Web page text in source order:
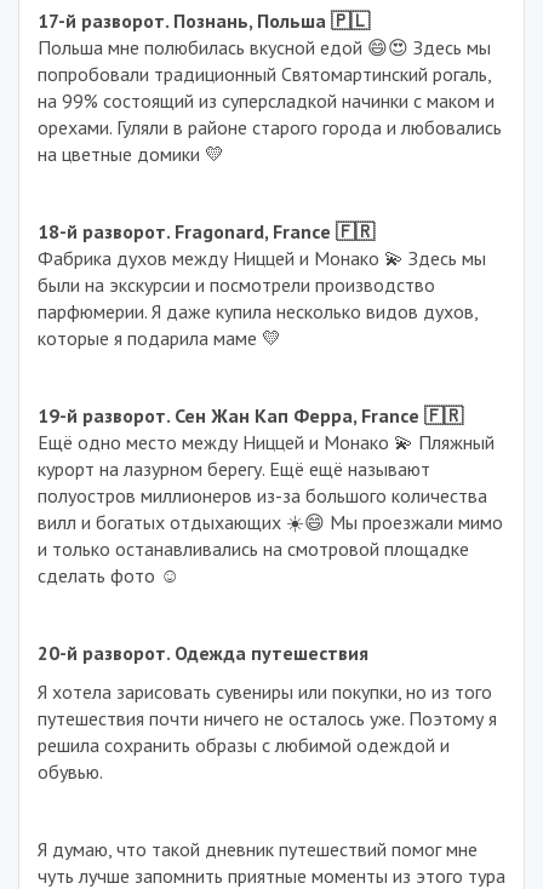
17-й разворот. Познань, Польша 🇵🇱
Польша мне полюбилась вкусной едой 😄😍 Здесь мы
попробовали традиционный Святомартинский рогаль,
на 99% состоящий из суперсладкой начинки с маком и
орехами. Гуляли в районе старого города и любовались
на цветные домики 💛
18-й разворот. Fragonard, France 🇫🇷
Фабрика духов между Ниццей и Монако 💫 Здесь мы
были на экскурсии и посмотрели производство
парфюмерии. Я даже купила несколько видов духов,
которые я подарила маме 💛
19-й разворот. Сен Жан Кап Ферра, France 🇫🇷
Ещё одно место между Ниццей и Монако 💫 Пляжный
курорт на лазурном берегу. Ещё ещё называют
полуостров миллионеров из-за большого количества
вилл и богатых отдыхающих ☀️😄 Мы проезжали мимо
и только останавливались на смотровой площадке
сделать фото ☺️
20-й разворот. Одежда путешествия
Я хотела зарисовать сувениры или покупки, но из того
путешествия почти ничего не осталось уже. Поэтому я
решила сохранить образы с любимой одеждой и
обувью.
Я думаю, что такой дневник путешествий помог мне
чуть лучше запомнить приятные моменты из этого тура